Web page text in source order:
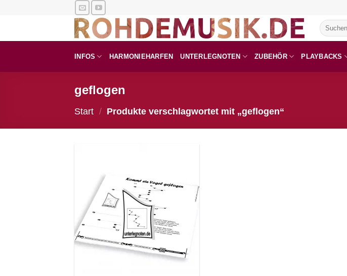
Suchen
nach:
INFOS HARMONIEHARFEN UNTERLEGNOTEN ZUBEHÖR PLAYBACKS
geflogen
Start / Produkte verschlagwortet mit „geflogen“